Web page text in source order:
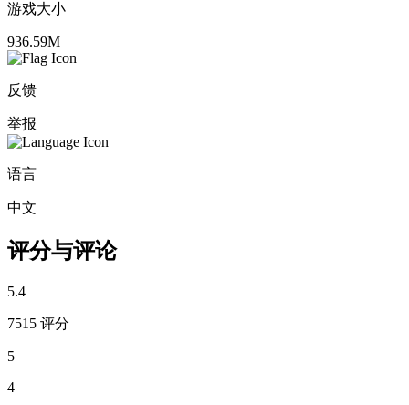
游戏大小
936.59M
反馈
举报
语言
中文
评分与评论
5.4
7515 评分
5
4